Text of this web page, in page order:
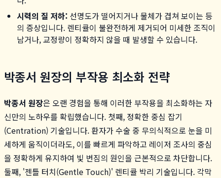
시력의 질 저하: 선명도가 떨어지거나 물체가 겹쳐 보이는 등
의 증상입니다. 렌티큘이 불완전하게 제거되어 미세한 조직이
남거나, 교정량이 정확하지 않을 때 발생할 수 있습니다.
박종서 원장의 부작용 최소화 전략
박종서 원장은 오랜 경험을 통해 이러한 부작용을 최소화하는 자
신만의 노하우를 확립했습니다. 첫째, 정확한 중심 잡기
(Centration) 기술입니다. 환자가 수술 중 무의식적으로 눈을 미
세하게 움직이더라도, 이를 빠르게 파악하고 레이저 조사의 중심
을 정확하게 유지하여 빛 번짐의 원인을 근본적으로 차단합니다.
둘째, '젠틀 터치(Gentle Touch)' 렌티큘 박리 기술입니다. 각막